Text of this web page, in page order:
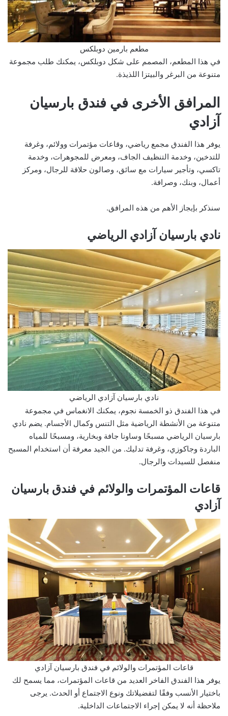
مطعم بارمين دوبلكس
في هذا المطعم، المصمم على شكل دوبلكس، يمكنك طلب مجموعة
متنوعة من البرغر والبيتزا اللذيذة.
المرافق الأخرى في فندق بارسيان
آزادي
يوفر هذا الفندق مجمع رياضي، وقاعات مؤتمرات وولائم، وغرفة
للتدخين، وخدمة التنظيف الجاف، ومعرض للمجوهرات، وخدمة
تاكسي، وتأجير سيارات مع سائق، وصالون حلاقة للرجال، ومركز
أعمال، وبنك، وصرافة.
سنذكر بإيجاز الأهم من هذه المرافق.
نادي بارسيان آزادي الرياضي
نادي بارسيان آزادي الرياضي
في هذا الفندق ذو الخمسة نجوم، يمكنك الانغماس في مجموعة
متنوعة من الأنشطة الرياضية مثل التنس وكمال الأجسام. يضم نادي
بارسيان الرياضي مسبحًا وساونا جافة وبخارية، ومسبحًا للمياه
الباردة وجاكوزي، وغرفة تدليك. من الجيد معرفة أن استخدام المسبح
منفصل للسيدات والرجال.
قاعات المؤتمرات والولائم في فندق بارسيان
آزادي
قاعات المؤتمرات والولائم في فندق بارسيان آزادي
يوفر هذا الفندق الفاخر العديد من قاعات المؤتمرات، مما يسمح لك
باختيار الأنسب وفقًا لتفضيلاتك ونوع الاجتماع أو الحدث. يرجى
ملاحظة أنه لا يمكن إجراء الاجتماعات الداخلية.